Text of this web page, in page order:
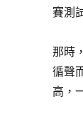
賽測
那時
循聲
高，